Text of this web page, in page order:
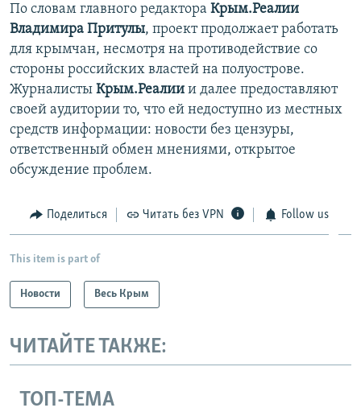
По словам главного редактора Крым.Реалии
Владимира Притулы, проект продолжает работать
для крымчан, несмотря на противодействие со
стороны российских властей на полуострове.
Журналисты Крым.Реалии и далее предоставляют
своей аудитории то, что ей недоступно из местных
средств информации: новости без цензуры,
ответственный обмен мнениями, открытое
обсуждение проблем.
Поделиться Читать без VPN Follow us
This item is part of
Новости Весь Крым
ЧИТАЙТЕ ТАКЖЕ:
ТОП-ТЕМА